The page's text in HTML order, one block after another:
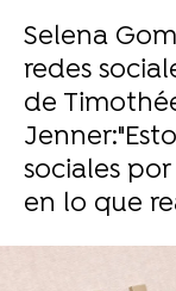
Selena
redes
de
sociales
en lo que